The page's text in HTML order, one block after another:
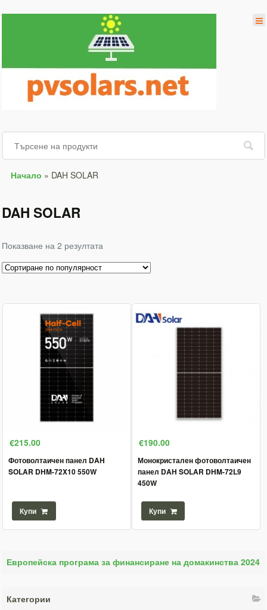
Начало » DAH SOLAR
DAH SOLAR
Показване на 2 резултата
€215.00
Фотоволтаичен панел DAH
SOLAR DHM-72X10 550W
Купи
€190.00
Монокристален фотоволтаичен
панел DAH SOLAR DHM-72L9
450W
Купи
Европейска програма за финансиране на домакинства 2024
Категории